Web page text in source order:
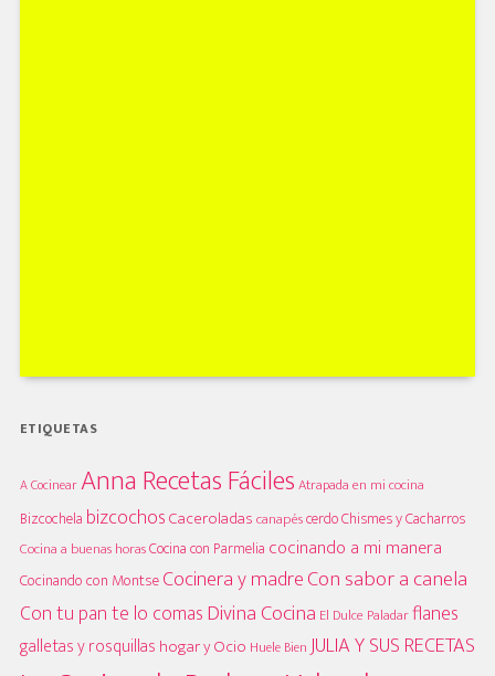
ETIQUETAS
A CocinearAnna Recetas FácilesAtrapada en mi cocina
Bizcochela bizcochosCaceroladascanapéscerdoChismes y Cacharros
Cocina a buenas horasCocina con Parmelia cocinando a mi manera
Cocinando con MontseCocinera y madreCon sabor a canela
Con tu pan te lo comasDivina Cocina El Dulce Paladarflanes
galletas y rosquillas hogar y Ocio Huele Bien JULIA Y SUS RECETAS